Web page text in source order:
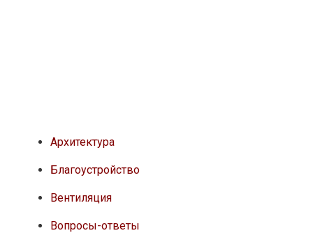
Архитектура
Благоустройство
Вентиляция
Вопросы-ответы